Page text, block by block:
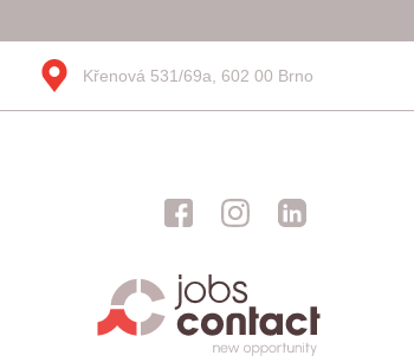
Křenová 531/69a, 602 00 Brno